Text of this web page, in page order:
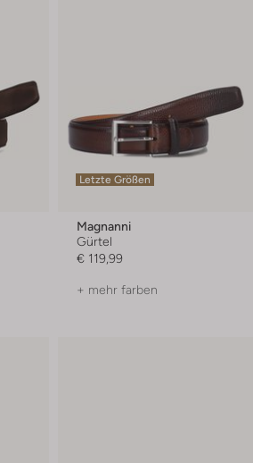
Letzte Größen
Magnanni
Gürtel
€ 119,99
+ mehr farben